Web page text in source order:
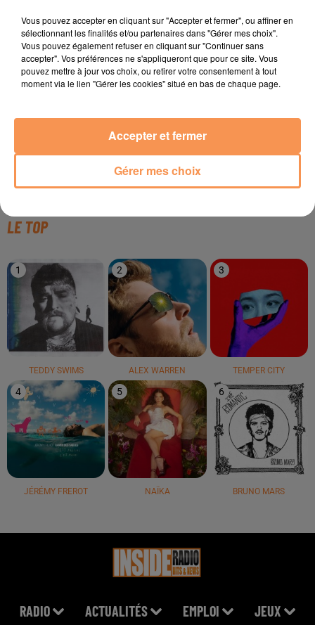
TITRES DIFFUSÉS
23h26
23h26
En Feu
23h22
23h22
LYNDA
Passe Ton Chemin
23h19
23h19
Avenir
LE TOP
1
TEDDY SWIMS
2
ALEX WARREN
3
TEMPER CITY
4
JÉRÉMY FREROT
5
NAÏKA
6
BRUNO MARS
RADIO ACTUALITÉS EMPLOI JEUX
Vous pouvez accepter en cliquant sur "Accepter et fermer", ou affiner en
sélectionnant les finalités et/ou partenaires dans "Gérer mes choix".
Vous pouvez également refuser en cliquant sur "Continuer sans
accepter". Vos préférences ne s'appliqueront que pour ce site. Vous
pouvez mettre à jour vos choix, ou retirer votre consentement à tout
moment via le lien "Gérer les cookies" situé en bas de chaque page.
Gérer mes choix
Accepter et fermer